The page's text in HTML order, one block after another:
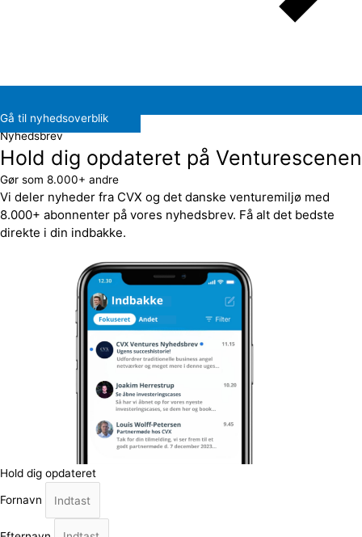
Gå til nyhedsoverblik
Nyhedsbrev
Hold dig opdateret på Venturescenen
Gør som 8.000+ andre
Vi deler nyheder fra CVX og det danske venturemiljø med
8.000+ abonnenter på vores nyhedsbrev. Få alt det bedste
direkte i din indbakke.
Hold dig opdateret
Fornavn